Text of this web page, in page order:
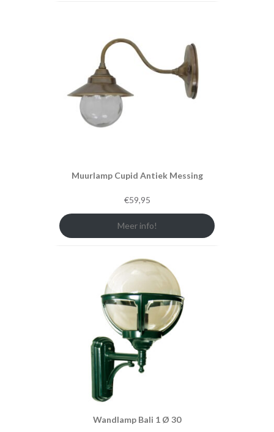
Muurlamp Cupid Antiek Messing
€59,95
Meer info!
Wandlamp Bali 1 Ø 30